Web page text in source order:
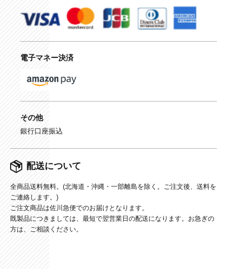
電子マネー決済
その他
銀行口座振込
配送について
全商品送料無料。(北海道・沖縄・一部離島を除く。ご注文後、送料を
ご連絡します。)
ご注文商品は佐川急便でのお届けとなります。
既製品につきましては、最短で翌営業日の配送になります。お急ぎの
方は、ご相談ください。